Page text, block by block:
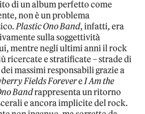
di un album perfetto come
non è un problema
Plastic Ono Band, infatti, era
sulla soggettività
mentre negli ultimi anni il rock
ricercate e stratificate – strade di
massimi responsabili grazie a
Fields ForevereI Am the
Bandrappresenta un ritorno
e ancora implicite del rock.